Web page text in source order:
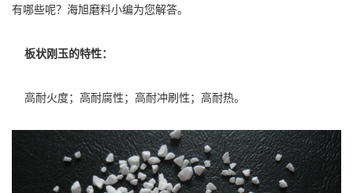
有哪些呢？海旭磨料小编为您解答。
板状刚玉的特性：
高耐火度；高耐腐性；高耐冲刷性；高耐热。